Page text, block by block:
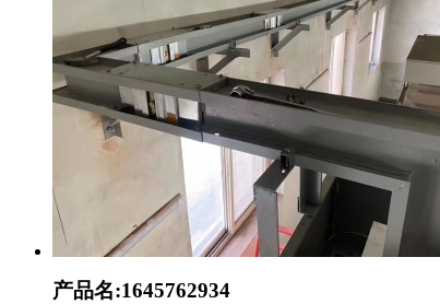
产品名:1645762934